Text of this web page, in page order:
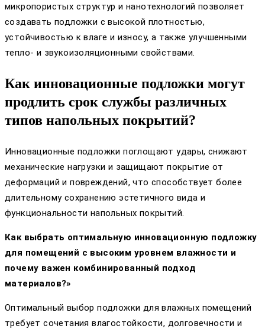
микропористых структур и нанотехнологий позволяет
создавать подложки с высокой плотностью,
устойчивостью к влаге и износу, а также улучшенными
тепло- и звукоизоляционными свойствами.
Как инновационные подложки могут
продлить срок службы различных
типов напольных покрытий?
Инновационные подложки поглощают удары, снижают
механические нагрузки и защищают покрытие от
деформаций и повреждений, что способствует более
длительному сохранению эстетичного вида и
функциональности напольных покрытий.
Как выбрать оптимальную инновационную подложку
для помещений с высоким уровнем влажности и
почему важен комбинированный подход
материалов?»
Оптимальный выбор подложки для влажных помещений
требует сочетания влагостойкости, долговечности и